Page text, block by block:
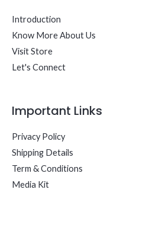
Introduction
Know More About Us
Visit Store
Let's Connect
Important Links
Privacy Policy
Shipping Details
Term & Conditions
Media Kit